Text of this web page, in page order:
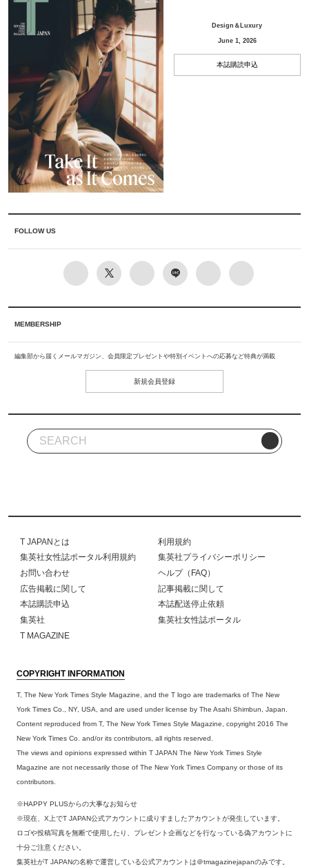
Design＆Luxury
June 1, 2026
本誌購読申込
FOLLOW US
MEMBERSHIP
編集部から届くメールマガジン、会員限定プレゼントや特別イベントへの応募など特典が満載
新規会員登録
T JAPANとは
利用規約
集英社女性誌ポータル利用規約
集英社プライバシーポリシー
お問い合わせ
ヘルプ（FAQ）
広告掲載に関して
記事掲載に関して
本誌購読申込
本誌配送停止依頼
集英社
集英社女性誌ポータル
T MAGAZINE
COPYRIGHT INFORMATION
T, The New York Times Style Magazine, and the T logo are trademarks of The New
York Times Co., NY, USA, and are used under license by The Asahi Shimbun, Japan.
Content reproduced from T, The New York Times Style Magazine, copyright 2016 The
New York Times Co. and/or its contributors, all rights reserved.
The views and opinions expressed within T JAPAN The New York Times Style
Magazine are not necessarily those of The New York Times Company or those of its
contributors.
※HAPPY PLUSからの大事なお知らせ
※現在、X上でT JAPAN公式アカウントに成りすましたアカウントが発生しています。
ロゴや投稿写真を無断で使用したり、プレゼント企画などを行なっている偽アカウントに
十分ご注意ください。
集英社がT JAPANの名称で運営している公式アカウントは＠tmagazinejapanのみです。